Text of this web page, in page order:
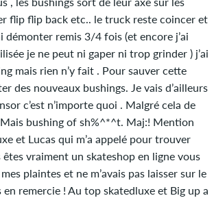
ou a possédé l'article.
flip flip back etc.. le truck reste coincer et
démonter remis 3/4 fois (et encore j’ai
je ne peut ni gaper ni trop grinder ) j’ai
mais rien n’y fait . Pour sauver cette
des nouveaux bushings. Je vais d’ailleurs
c’est n’importe quoi . Malgré cela de
Mais bushing of sh%^*^t. Maj:! Mention
et Lucas qui m’a appelé pour trouver
vraiment un skateshop en ligne vous
plaintes et ne m’avais pas laisser sur le
en remercie ! Au top skatedluxe et Big up a